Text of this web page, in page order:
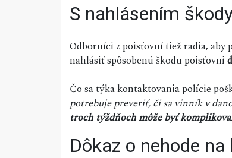
S nahlásením
Odborníci z poisťovní tiež radia, aby
nahlásiť spôsobenú škodu poisťovni
Čo sa týka kontaktovania polície
potrebuje preveriť, či sa vinník v
troch týždňoch môže byť
Dôkaz o nehode